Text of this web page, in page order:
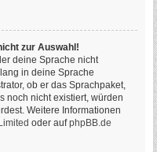
zur Auswahl!
deine Sprache nicht
in deine Sprache
ob er das Sprachpaket,
noch nicht existiert, würden
Weitere Informationen
oder aufphpBB.de